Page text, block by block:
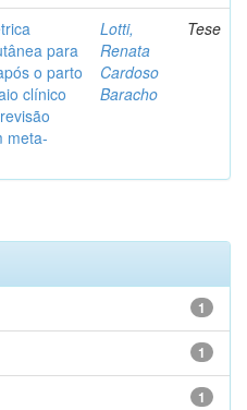
para
o parto
clínico
meta-
Lotti,
Renata
Cardoso
Baracho
Tese
1
1
1